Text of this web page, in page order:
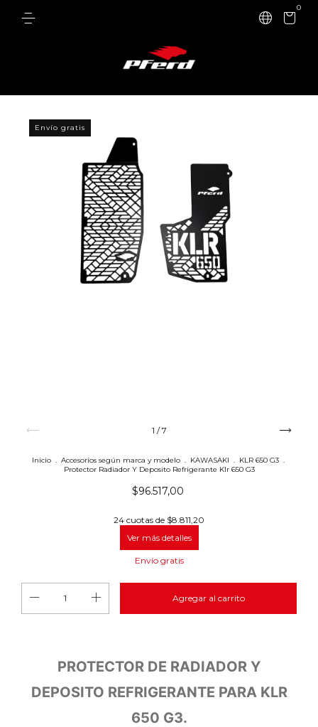
0
Envío gratis
1 /7
Inicio Accesorios según marca y modelo KAWASAKI KLR 650 G3
Protector Radiador Y Deposito Refrigerante Klr 650 G3
$96.517,00
24 cuotas de $8.811,20
Ver más detalles
Envío gratis
PROTECTOR DE RADIADOR Y
DEPOSITO REFRIGERANTE PARA KLR
650 G3.